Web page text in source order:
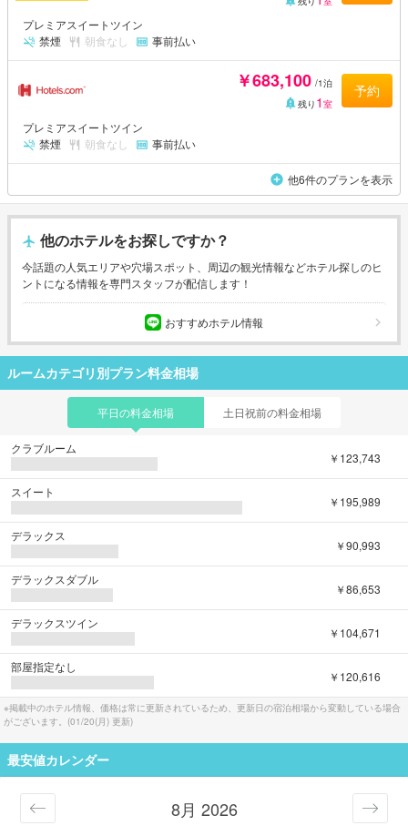
プレミアスイートツイン
禁煙
朝食なし 事前払い
￥683,100 /1泊
残り 1 室
予約
プレミアスイートツイン
禁煙
朝食なし 事前払い
他6件のプランを表示
他のホテルをお探しですか？
今話題の人気エリアや穴場スポット、周辺の観光情報などホテル探しのヒ
ントになる情報を専門スタッフが配信します！
おすすめホテル情報
ルームカテゴリ別プラン料金相場
平日の料金相場 土日祝前の料金相場
クラブルーム
￥123,743
スイート
￥195,989
デラックス
￥90,993
デラックスダブル
￥86,653
デラックスツイン
￥104,671
部屋指定なし
￥120,616
※掲載中のホテル情報、価格は常に更新されているため、更新日の宿泊相場から変動している場合
がございます。(01/20(月) 更新)
最安値カレンダー
8月 2026